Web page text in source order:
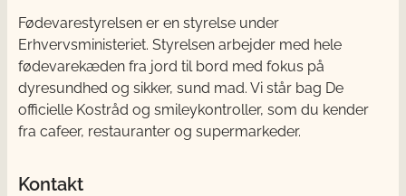
Fødevarestyrelsen er en styrelse under
Erhvervsministeriet. Styrelsen arbejder med hele
fødevarekæden fra jord til bord med fokus på
dyresundhed og sikker, sund mad. Vi står bag De
officielle Kostråd og smileykontroller, som du kender
fra cafeer, restauranter og supermarkeder.
Kontakt